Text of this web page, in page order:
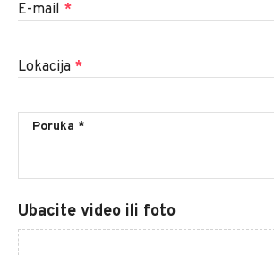
E-mail *
Lokacija *
Ubacite video ili foto